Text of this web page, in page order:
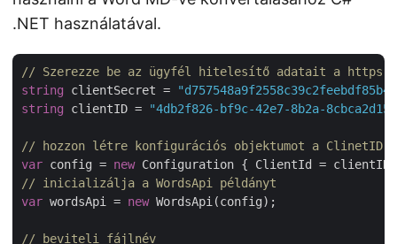
.NET használatával.
// Szerezze be az ügyfél hitelesítő adatait a https://
string clientSecret =
string clientID = "4db2f826-bf9c-42e7-8b2a-
// hozzon létre konfigurációs objektumot a ClinetID
var config = new
// inicializálja a WordsApi példányt
var wordsApi = new WordsApi(config);
// beviteli fájlnév